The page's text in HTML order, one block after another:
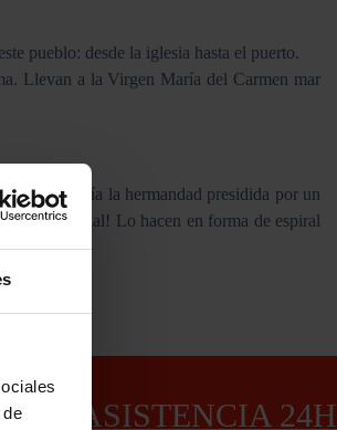
pueblo: desde la iglesia hasta el puerto.
Llevan a la Virgen María del Carmen mar
aparecía la hermandad presidida por un
muy especial! Lo hacen en forma de espiral
fechas!
ASISTENCIA 24H